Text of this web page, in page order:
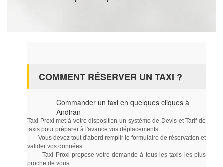
COMMENT RÉSERVER UN TAXI ?
Commander un taxi en quelques cliques à
Andiran
Taxi Proxi met à votre disposition un système de Devis et Tarif de
taxis pour préparer à l'avance vos déplacements.
- Vous devez tout d'abord remplir le formulaire de réservation et
valider vos données
- Taxi Proxi propose votre demande à tous les taxis les plus
proche de vous